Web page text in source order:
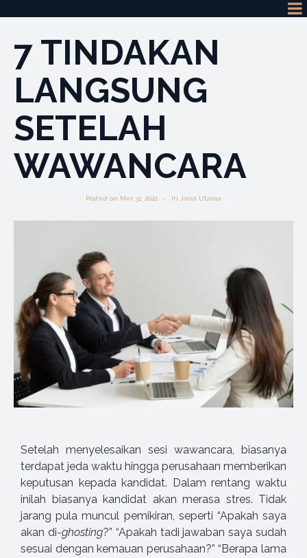
7 TINDAKAN
LANGSUNG
SETELAH
WAWANCARA
Posted on Mei 31, 2021 In Jana Utama
Setelah menyelesaikan sesi wawancara, biasanya
terdapat jeda waktu hingga perusahaan memberikan
keputusan kepada kandidat. Dalam rentang waktu
inilah biasanya kandidat akan merasa stres. Tidak
jarang pula muncul pemikiran, seperti “Apakah saya
akan di-ghosting?” “Apakah tadi jawaban saya sudah
sesuai dengan kemauan perusahaan?” “Berapa lama